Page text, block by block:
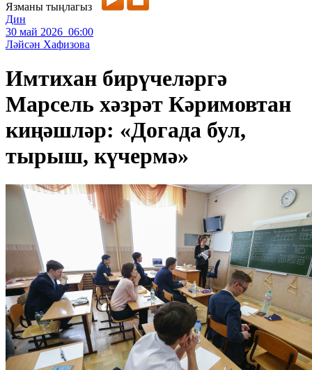
Язманы тыңлагыз
Дин
30 май 2026 06:00
Ләйсән Хафизова
Имтихан бирүчеләргә
Марсель хәзрәт Кәримовтан
киңәшләр: «Догада бул,
тырыш, күчермә»